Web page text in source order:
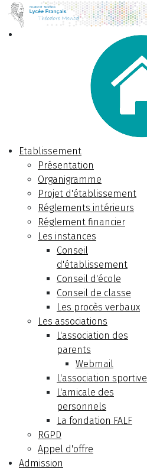
Etablissement
Présentation
Organigramme
Projet d'établissement
Réglements intérieurs
Réglement financier
Les instances
Conseil
d'établissement
Conseil d'école
Conseil de classe
Les procès verbaux
Les associations
L'association des
parents
Webmail
L'association sportive
L'amicale des
personnels
La fondation FALF
RGPD
Appel d'offre
Admission